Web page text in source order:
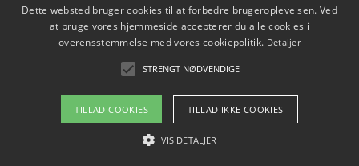
Hold et møde med en WordPress ekspert og vælg den
mest professionelle til at vedligeholde din løsning
Copyright 2026 - Pilanto Aps
Om / kontakt
Dette websted bruger cookies til at forbedre brugeroplevelsen. Ved
at bruge vores hjemmeside accepterer du alle cookies i
overensstemmelse med vores cookiepolitik. Detaljer
STRENGT NØDVENDIGE
TILLAD COOKIES TILLAD IKKE COOKIES
VIS DETALJER